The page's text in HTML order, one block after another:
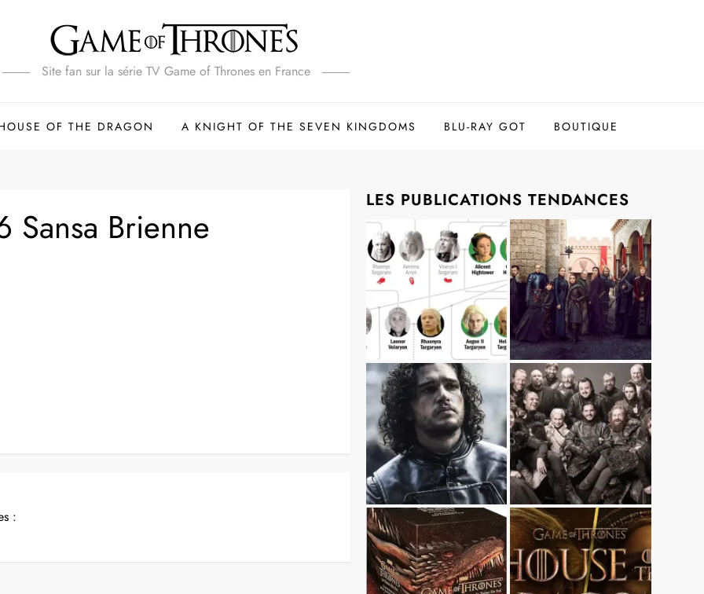
Site fan sur la série TV Game of Thrones en France
OF THE DRAGON A KNIGHT OF THE SEVEN KINGDOMS BLU-RAY GOT BOUTIQUE
Sansa Brienne
:
LES PUBLICATIONS TENDANCES